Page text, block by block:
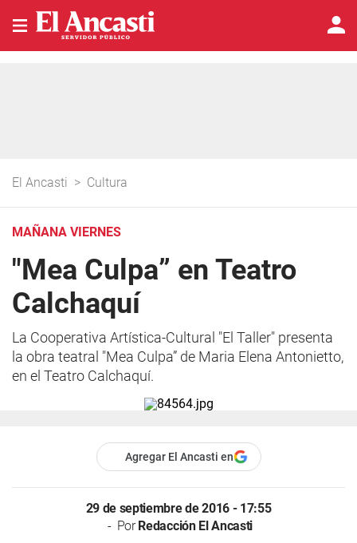
El Ancasti > Cultura
MAÑANA VIERNES
"Mea Culpa” en Teatro
Calchaquí
La Cooperativa Artística-Cultural "El Taller" presenta
la obra teatral "Mea Culpa” de Maria Elena Antonietto,
en el Teatro Calchaquí.
Agregar El Ancasti en
29 de septiembre de 2016 - 17:55
PorRedacción El Ancasti